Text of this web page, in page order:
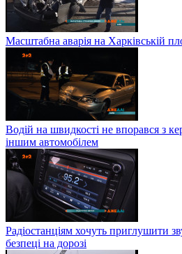
Масштабна аварія на Харківській
Водій на швидкості не впорався з
іншим автомобілем
Радіостанціям хочуть приглушити
безпеці на дорозі